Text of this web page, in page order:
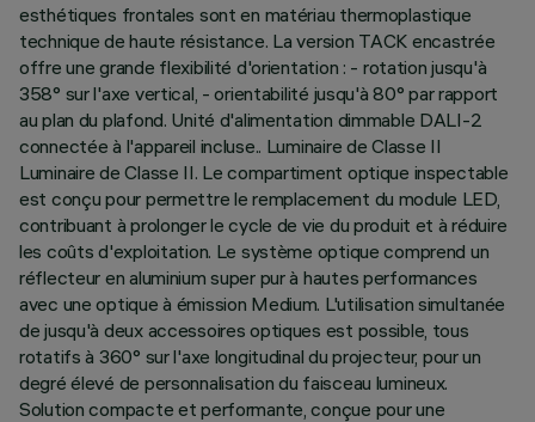
esthétiques frontales sont en matériau thermoplastique
technique de haute résistance. La version TACK encastrée
offre une grande flexibilité d'orientation : - rotation jusqu'à
358° sur l'axe vertical, - orientabilité jusqu'à 80° par rapport
au plan du plafond. Unité d'alimentation dimmable DALI-2
connectée à l'appareil incluse.. Luminaire de Classe II
Luminaire de Classe II. Le compartiment optique inspectable
est conçu pour permettre le remplacement du module LED,
contribuant à prolonger le cycle de vie du produit et à réduire
les coûts d'exploitation. Le système optique comprend un
réflecteur en aluminium super pur à hautes performances
avec une optique à émission Medium. L'utilisation simultanée
de jusqu'à deux accessoires optiques est possible, tous
rotatifs à 360° sur l'axe longitudinal du projecteur, pour un
degré élevé de personnalisation du faisceau lumineux.
Solution compacte et performante, conçue pour une